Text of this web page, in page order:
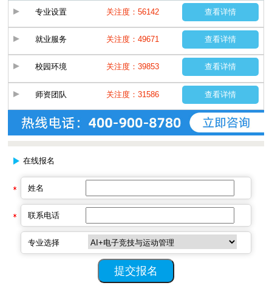
专业设置 关注度：56142 查看详情
就业服务 关注度：49671 查看详情
校园环境 关注度：39853 查看详情
师资团队 关注度：31586 查看详情
在线报名
姓名
联系电话
专业选择